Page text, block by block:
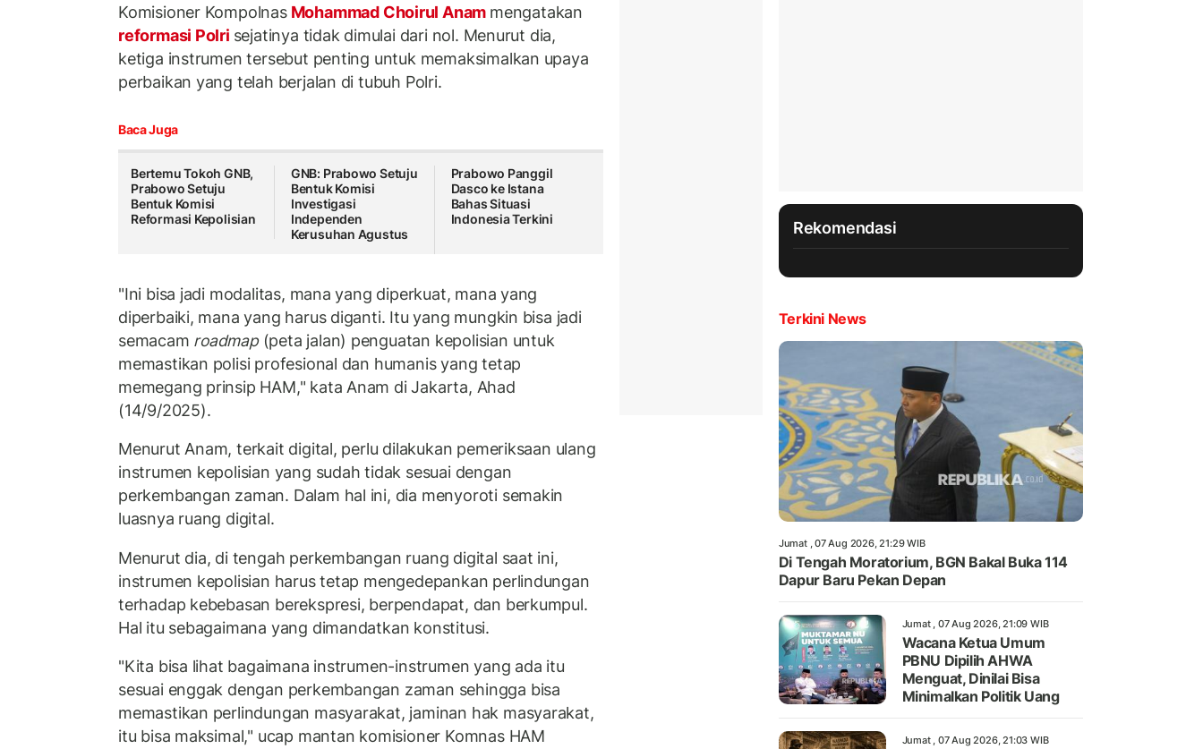
Komisioner KompolnasMohammad Choirul Anam mengatakan
reformasi Polri sejatinya tidak dimulai dari nol. Menurut dia,
ketiga instrumen tersebut penting untuk memaksimalkan upaya
perbaikan yang telah berjalan di tubuh Polri.
Baca Juga
Bertemu Tokoh GNB,
Prabowo Setuju
Bentuk Komisi
Reformasi Kepolisian
GNB: Prabowo Setuju
Bentuk Komisi
Investigasi
Independen
Kerusuhan Agustus
Prabowo Panggil
Dasco ke Istana
Bahas Situasi
Indonesia Terkini
"Ini bisa jadi modalitas, mana yang diperkuat, mana yang
diperbaiki, mana yang harus diganti. Itu yang mungkin bisa jadi
semacam roadmap(peta jalan) penguatan kepolisian untuk
memastikan polisi profesional dan humanis yang tetap
memegang prinsip HAM," kata Anam di Jakarta, Ahad
(14/9/2025).
Menurut Anam, terkait digital, perlu dilakukan pemeriksaan ulang
instrumen kepolisian yang sudah tidak sesuai dengan
perkembangan zaman. Dalam hal ini, dia menyoroti semakin
luasnya ruang digital.
Menurut dia, di tengah perkembangan ruang digital saat ini,
instrumen kepolisian harus tetap mengedepankan perlindungan
terhadap kebebasan berekspresi, berpendapat, dan berkumpul.
Hal itu sebagaimana yang dimandatkan konstitusi.
"Kita bisa lihat bagaimana instrumen-instrumen yang ada itu
sesuai enggak dengan perkembangan zaman sehingga bisa
memastikan perlindungan masyarakat, jaminan hak masyarakat,
itu bisa maksimal," ucap mantan komisioner Komnas HAM
Rekomendasi
Terkini News
Jumat , 07 Aug 2026, 21:29 WIB
Di Tengah Moratorium, BGN Bakal Buka 114
Dapur Baru Pekan Depan
Jumat , 07 Aug 2026, 21:09 WIB
Wacana Ketua Umum
PBNU Dipilih AHWA
Menguat, Dinilai Bisa
Minimalkan Politik Uang
Jumat , 07 Aug 2026, 21:03 WIB